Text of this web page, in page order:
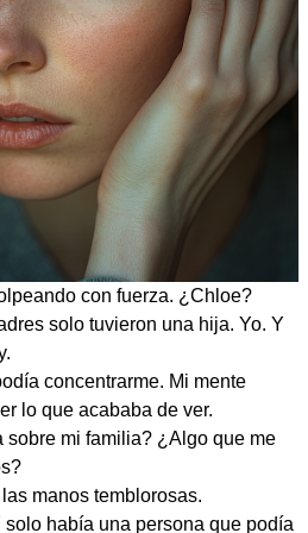
con fuerza. ¿Chloe?
solo tuvieron una hija. Yo. Y
concentrarme. Mi mente
lo que acababa de ver.
mi familia? ¿Algo que me
manos temblorosas.
había una persona que podía